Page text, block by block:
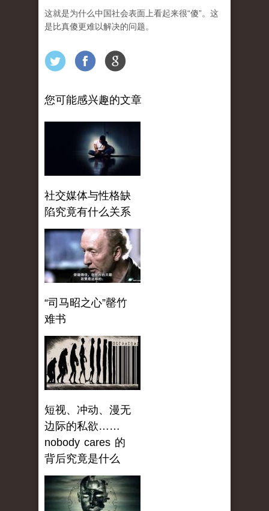
这就是为什么中国社会表面上看起来很“傻”。这
是比真傻更难以解决的问题。
您可能感兴趣的文章
社交媒体与性格缺
陷究竟有什么关系
“司马昭之心”罄竹
难书
短视、冲动、漫无
边际的私欲……
nobody cares 的
背后究竟是什么